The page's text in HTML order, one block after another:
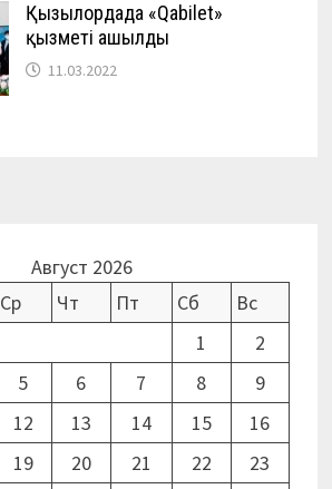
Қызылордада «Qabilet»
қызметі ашылды
11.03.2022
Август 2026
Ср Чт Пт Сб
Вс
1
2
5 6 7 8
9
12 13 14 15
16
19 20 21 22
23